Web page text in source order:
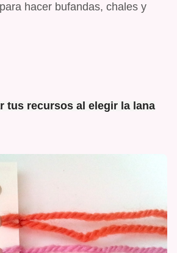
hacer bufandas, chales y
tus recursos al elegir la lana